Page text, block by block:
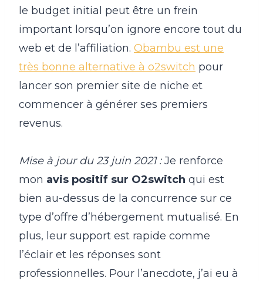
le budget initial peut être un frein
important lorsqu’on ignore encore tout du
web et de l’affiliation. Obambu est une
très bonne alternative à o2switch pour
lancer son premier site de niche et
commencer à générer ses premiers
revenus.
Mise à jour du 23 juin 2021 :Je renforce
mon avis positif sur O2switch qui est
bien au-dessus de la concurrence sur ce
type d’offre d’hébergement mutualisé. En
plus, leur support est rapide comme
l’éclair et les réponses sont
professionnelles. Pour l’anecdote, j’ai eu à